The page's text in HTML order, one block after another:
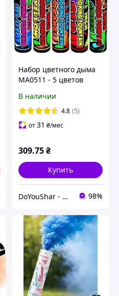
Набор цветного дыма
MA0511 - 5 цветов
В наличии
4.8 (5)
от31 ₴/мес
309.75₴
Купить
DoYouShar - интернет-магазин товаров для праздника 98%